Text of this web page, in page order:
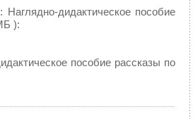
дидактическое пособие
):
пособие рассказы по